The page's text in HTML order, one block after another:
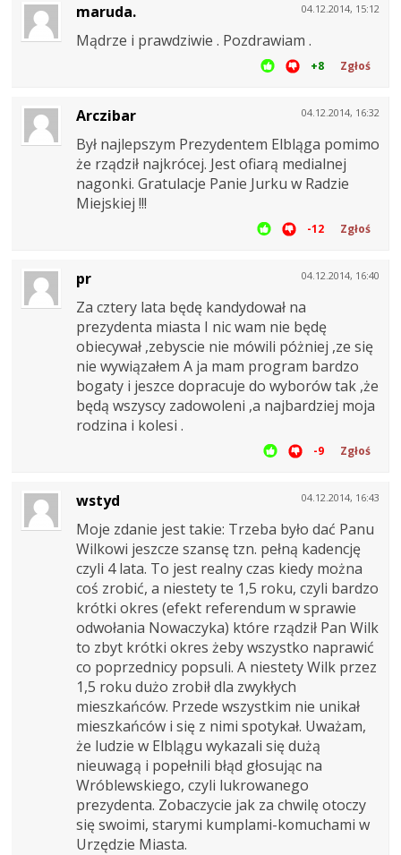
04.12.2014, 15:12
maruda.
Mądrze i prawdziwie . Pozdrawiam .
+8 Zgłoś
04.12.2014, 16:32
Arczibar
Był najlepszym Prezydentem Elbląga pomimo
że rządził najkrócej. Jest ofiarą medialnej
nagonki. Gratulacje Panie Jurku w Radzie
Miejskiej !!!
-12 Zgłoś
04.12.2014, 16:40
pr
Za cztery lata będę kandydował na
prezydenta miasta I nic wam nie będę
obiecywał ,zebyscie nie mówili póżniej ,ze się
nie wywiązałem A ja mam program bardzo
bogaty i jeszce dopracuje do wyborów tak ,że
będą wszyscy zadowoleni ,a najbardziej moja
rodzina i kolesi .
-9 Zgłoś
04.12.2014, 16:43
wstyd
Moje zdanie jest takie: Trzeba było dać Panu
Wilkowi jeszcze szansę tzn. pełną kadencję
czyli 4 lata. To jest realny czas kiedy można
coś zrobić, a niestety te 1,5 roku, czyli bardzo
krótki okres (efekt referendum w sprawie
odwołania Nowaczyka) które rządził Pan Wilk
to zbyt krótki okres żeby wszystko naprawić
co poprzednicy popsuli. A niestety Wilk przez
1,5 roku dużo zrobił dla zwykłych
mieszkańców. Przede wszystkim nie unikał
mieszkańców i się z nimi spotykał. Uważam,
że ludzie w Elblągu wykazali się dużą
nieuwagą i popełnili błąd głosując na
Wróblewskiego, czyli lukrowanego
prezydenta. Zobaczycie jak za chwilę otoczy
się swoimi, starymi kumplami-komuchami w
Urzędzie Miasta.